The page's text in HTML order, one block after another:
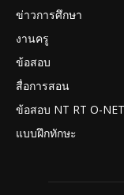
ข่าวการศึกษา
งานครู
ข้อสอบ
สื่อการสอน
ข้อสอบ NT RT O-NET
แบบฝึกทักษะ